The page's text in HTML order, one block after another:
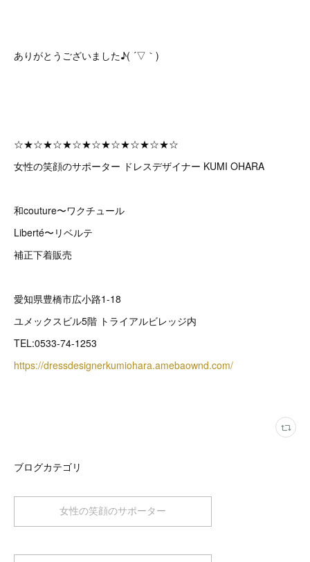
ありがとうございました♪( ´▽｀)
☆★☆★☆★☆★☆★☆★☆★☆★☆
女性の笑顔のサポーター ドレスデザイナー KUMI OHARA
和couture〜ワクチュール
Liberté〜リベルテ
補正下着販売
愛知県豊橋市広小路1-18
ユメックスビル5階 トライアルビレッジ内
TEL:0533-74-1253
https://dressdesignerkumiohara.amebaownd.com/
ブログカテゴリ
女性の笑顔のサポーター